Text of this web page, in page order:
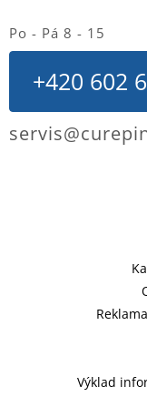
Výklad
Po - Pá 8 - 15
+420 602